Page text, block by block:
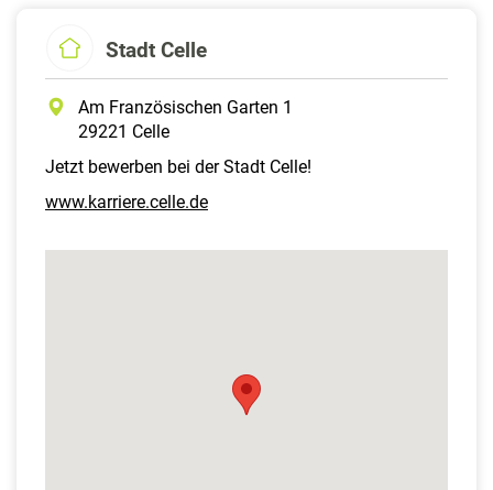
Stadt Celle
Am Französischen Garten 1
29221 Celle
Jetzt bewerben bei der Stadt Celle!
www.karriere.celle.de